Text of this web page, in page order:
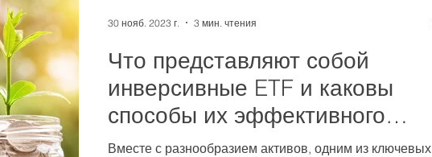
Что представляют собой
инверсивные ETF и каковы
способы их эффективного
использования инвесторами?
Вместе с разнообразием активов, одним из ключевых
30 нояб. 2023 г. 3 мин. чтения